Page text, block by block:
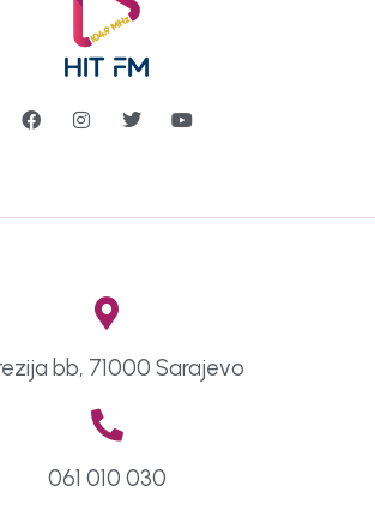
bb, 71000 Sarajevo
061 010 030